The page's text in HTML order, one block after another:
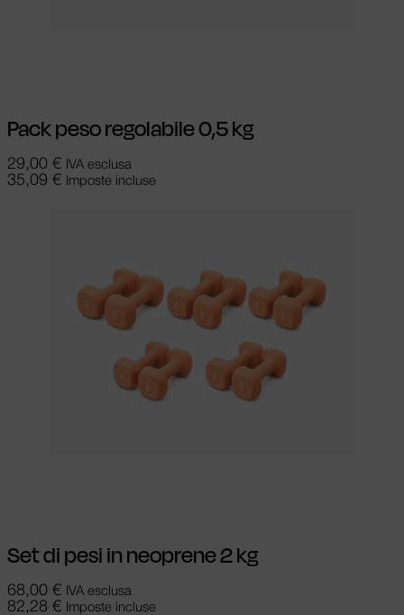
Pack peso regolabile 0,5 kg
29,00 € IVA esclusa
35,09 € Imposte incluse
Set di pesi in neoprene 2 kg
68,00 € IVA esclusa
82,28 € Imposte incluse